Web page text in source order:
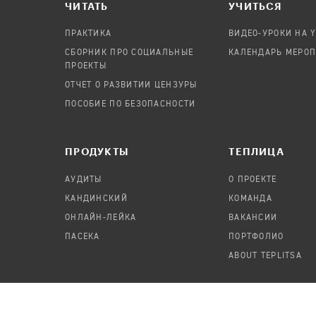
ЧИТАТЬ
ПРАКТИКА
СБОРНИК ПРО СОЦИАЛЬНЫЕ
ПРОЕКТЫ
ОТЧЕТ О РАЗВИТИИ ЦЕНЗУРЫ
ПОСОБИЕ ПО БЕЗОПАСНОСТИ
УЧИТЬСЯ
ВИДЕО-УРОКИ НА
КАЛЕНДАРЬ
ПРОДУКТЫ
АУДИТЫ
КАНДИНСКИЙ
ОНЛАЙН-ЛЕЙКА
ПАСЕКА
TЕПЛИЦА
О ПРОЕКТЕ
КОМАНДА
ВАКАНСИИ
ПОРТФОЛИО
ABOUT TEPLITSA